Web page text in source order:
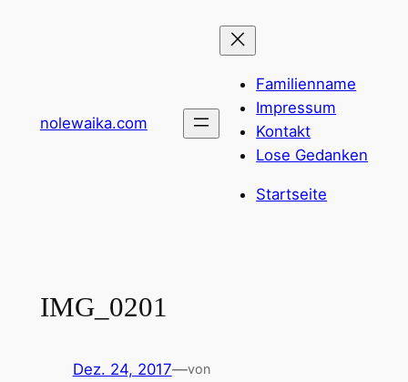
nolewaika.com
Familienname
Impressum
Kontakt
Lose Gedanken
Startseite
IMG_0201
Dez. 24, 2017—von